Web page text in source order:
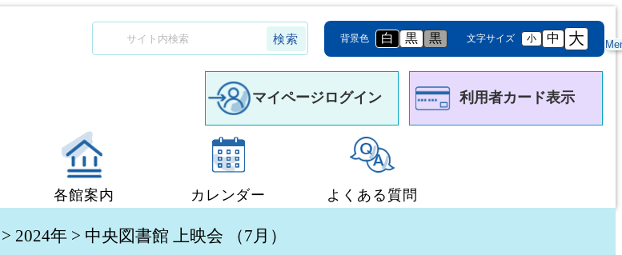
背景色 白 黒 黒 文字サイズ 小 中 大
マイページログイン 利用者カード表示
用案内
各館案内
中央図書館
カレンダー よくある質問
> 2024年 > 中央図書館 上映会 （7月）